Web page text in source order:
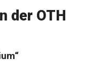
muss nun
Unser aktuelles
der OTH